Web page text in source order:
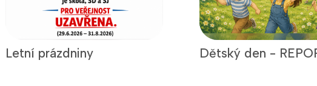
Letní prázdniny Dětský den -